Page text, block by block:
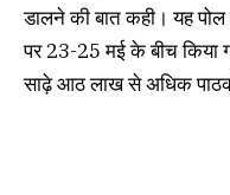
डालने की बात कही। यह
पर 23-25 मई के बीच किया
साढ़े आठ लाख से अधिक